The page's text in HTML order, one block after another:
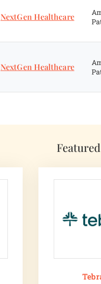
NextGen Healthcare
NextGen Healthcare